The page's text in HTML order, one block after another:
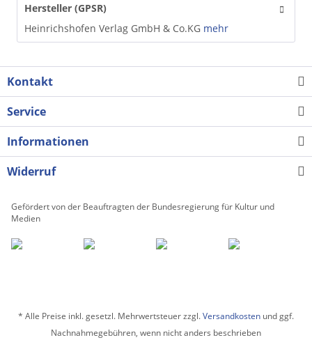
Hersteller (GPSR)
Heinrichshofen Verlag GmbH & Co.KG mehr
Kontakt
Service
Informationen
Widerruf
Gefördert von der Beauftragten der Bundesregierung für Kultur und
Medien
* Alle Preise inkl. gesetzl. Mehrwertsteuer zzgl.Versandkosten und ggf.
Nachnahmegebühren, wenn nicht anders beschrieben